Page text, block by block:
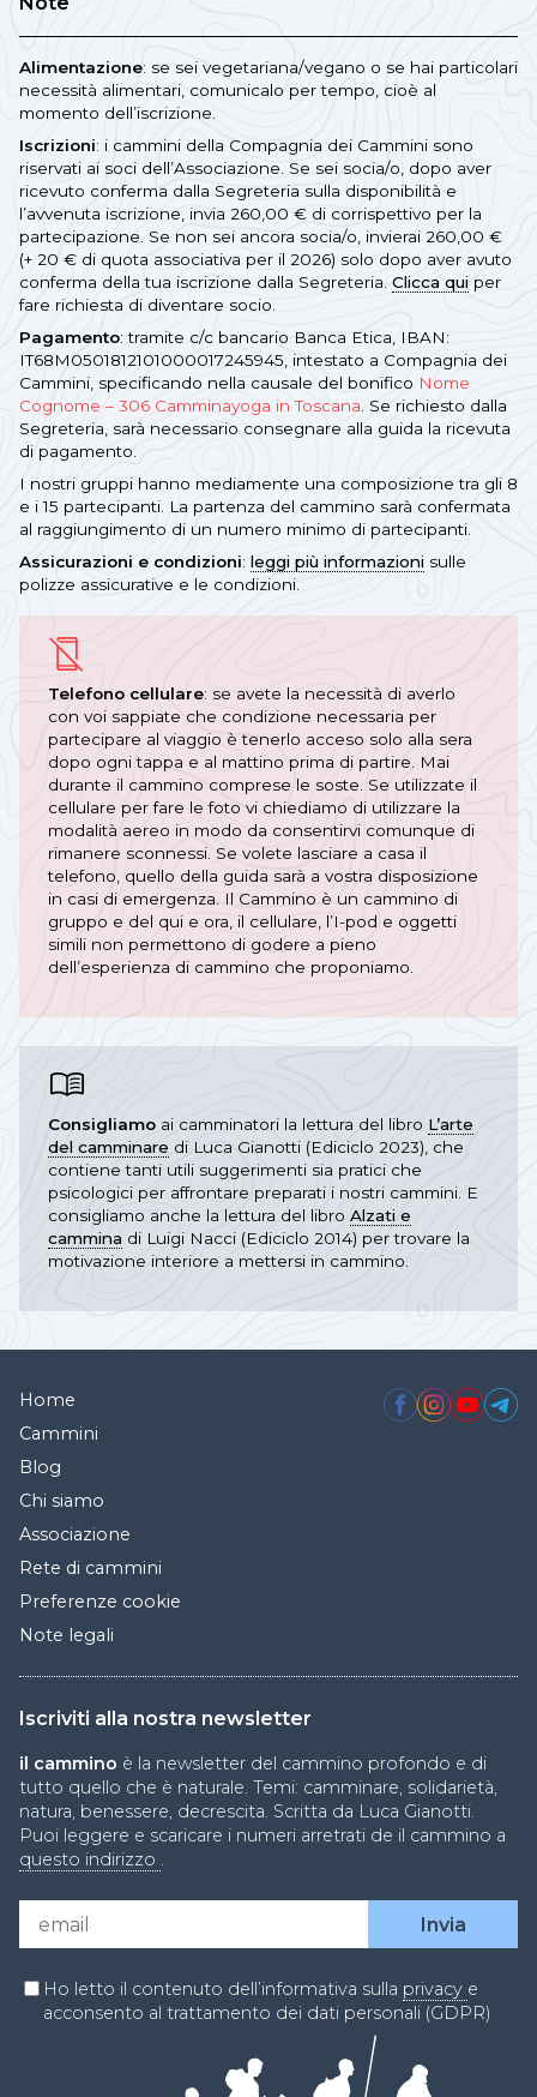
Alimentazione: se sei vegetariana/vegano o se hai particolari
necessità alimentari, comunicalo per tempo, cioè al
momento dell’iscrizione.
Iscrizioni: i cammini della Compagnia dei Cammini sono
riservati ai soci dell’Associazione. Se sei socia/o, dopo aver
ricevuto conferma dalla Segreteria sulla disponibilità e
l’avvenuta iscrizione, invia 260,00 € di corrispettivo per la
partecipazione. Se non sei ancora socia/o, invierai 260,00 €
(+ 20 € di quota associativa per il 2026) solo dopo aver avuto
conferma della tua iscrizione dalla Segreteria. Clicca qui per
fare richiesta di diventare socio.
Pagamento: tramite c/c bancario Banca Etica, IBAN:
IT68M0501812101000017245945, intestato a Compagnia dei
Cammini, specificando nella causale del bonifico Nome
Cognome – 306 Camminayoga in Toscana . Se richiesto dalla
Segreteria, sarà necessario consegnare alla guida la ricevuta
di pagamento.
I nostri gruppi hanno mediamente una composizione tra gli 8
e i 15 partecipanti. La partenza del cammino sarà confermata
al raggiungimento di un numero minimo di partecipanti.
Assicurazioni e condizioni: leggi più informazioni sulle
polizze assicurative e le condizioni.
Telefono cellulare: se avete la necessità di averlo
con voi sappiate che condizione necessaria per
partecipare al viaggio è tenerlo acceso solo alla sera
dopo ogni tappa e al mattino prima di partire. Mai
durante il cammino comprese le soste. Se utilizzate il
cellulare per fare le foto vi chiediamo di utilizzare la
modalità aereo in modo da consentirvi comunque di
rimanere sconnessi. Se volete lasciare a casa il
telefono, quello della guida sarà a vostra disposizione
in casi di emergenza. Il Cammino è un cammino di
gruppo e del qui e ora, il cellulare, l’I-pod e oggetti
simili non permettono di godere a pieno
dell’esperienza di cammino che proponiamo.
Consigliamo ai camminatori la lettura del libro L’arte
del camminare di Luca Gianotti (Ediciclo 2023), che
contiene tanti utili suggerimenti sia pratici che
psicologici per affrontare preparati i nostri cammini. E
consigliamo anche la lettura del libro Alzati e
cammina di Luigi Nacci (Ediciclo 2014) per trovare la
motivazione interiore a mettersi in cammino.
Home
Cammini
Blog
Chi siamo
Associazione
Rete di cammini
Preferenze cookie
Note legali
Iscriviti alla nostra newsletter
il cammino è la newsletter del cammino profondo e di
tutto quello che è naturale. Temi: camminare, solidarietà,
natura, benessere, decrescita. Scritta da Luca Gianotti.
Puoi leggere e scaricare i numeri arretrati de il cammino a
questo indirizzo .
Ho letto il contenuto dell’informativa sulla privacy e
acconsento al trattamento dei dati personali (GDPR)